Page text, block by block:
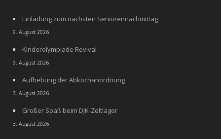
Einladung zum nächsten Seniorennachmittag
9. August 2026
Kinderolympiade Revival
9. August 2026
Aufhebung der Abkochanordnung
3. August 2026
Großer Spaß beim DJK-Zeltlager
3. August 2026